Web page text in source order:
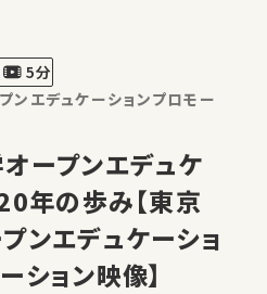
5分
ンエデュケーションプロモー
ープンエデュケ
年の歩み【東京
ンエデュケーショ
ション映像】